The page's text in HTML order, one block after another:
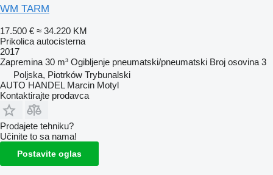
WM TARM
17.500 € ≈ 34.220 KM
Prikolica autocisterna
2017
Zapremina 30 m³ Ogibljenje pneumatski/pneumatski Broj osovina 3
Poljska, Piotrków Trybunalski
AUTO HANDEL Marcin Motyl
Kontaktirajte prodavca
Prodajete tehniku?
Učinite to sa nama!
Postavite oglas